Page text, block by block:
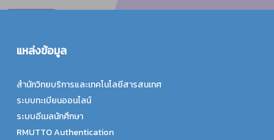
แหล่งข้อมูล
สำนักวิทยบริการและเทคโนโลยีสารสนเทศ
ระบบทะเบียนออนไลน์
ระบบอีเมลนักศึกษา
RMUTTO Authentication